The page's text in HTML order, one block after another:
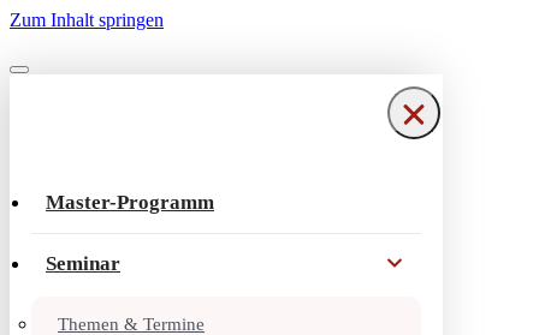
Zum Inhalt springen
Navigationsmenü
Navigationsmenü
Master-Programm
Seminar
Themen & Termine